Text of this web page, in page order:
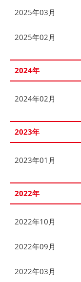
2025年03月
2025年02月
2024年
2024年02月
2023年
2023年01月
2022年
2022年10月
2022年09月
2022年03月